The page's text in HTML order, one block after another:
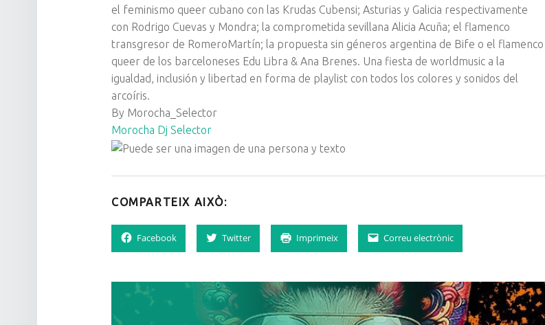
el feminismo queer cubano con las Krudas Cubensi; Asturias y Galicia respectivamente
con Rodrigo Cuevas y Mondra; la comprometida sevillana Alicia Acuña; el flamenco
transgresor de RomeroMartín; la propuesta sin géneros argentina de Bife o el flamenco
queer de los barceloneses Edu Libra & Ana Brenes. Una fiesta de worldmusic a la
igualdad, inclusión y libertad en forma de playlist con todos los colores y sonidos del
arcoíris.
By Morocha_Selector
Morocha Dj Selector
COMPARTEIX AIXÒ:
Facebook Twitter Imprimeix Correu electrònic
NAVEGACIÓ D'ENTRADES